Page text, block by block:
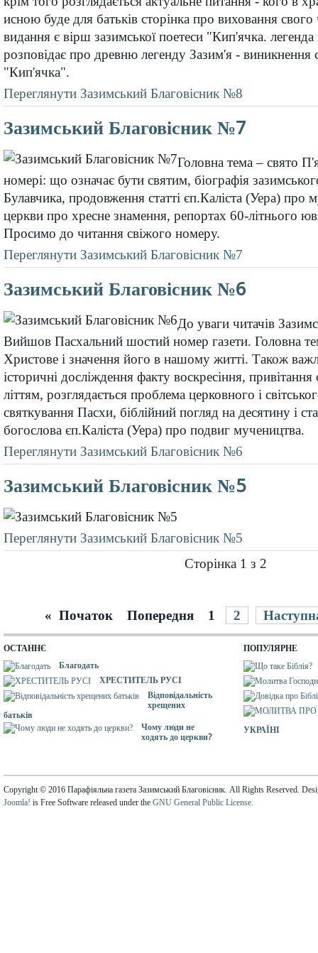
исною буде для батьків сторінка про виховання
видання є вірш зазимської поетеси "Кип'ячка.
розповідає про древню легенду Зазим'я - виникнення
"Кип'ячка".
Переглянути Зазимський Благовісник №8
Зазимський Благовісник №7
Головна тема – свято
номері: що означає бути святим, біографія
Булавчика, продовження статті єп.Каліста (Уера) про
церкви про хресне знамення, репортах 60-літнього
Просимо до читання свіжого номеру.
Переглянути Зазимський Благовісник №7
Зазимський Благовісник №6
До уваги читачів
Вийшов Пасхальний шостий номер газети. Головна
Христове і значення його в нашому житті. Також
історичні досліждення факту воскресіння,
літтям, розглядається проблема церковного і
святкування Пасхи, біблійний погляд на десятину і
богослова єп.Каліста (Уера) про подвиг мучеництва.
Переглянути Зазимський Благовісник №6
Зазимський Благовісник №5
Переглянути Зазимський Благовісник №5
Сторінка 1 з 2
« Початок Попередня 1 2
ОСТАННЄ
Благодать
ХРЕСТИТЕЛЬ РУСІ
Відповідальність
хрещених
батьків
Чому люди не
ходять до церкви?
ПОПУЛЯРНЕ
УКРАЇНІ
Copyright © 2016 Парафіяльна газета Зазимський Благовісник. All Rights Reserved.
Joomla! is Free Software released under the GNU General Public License.